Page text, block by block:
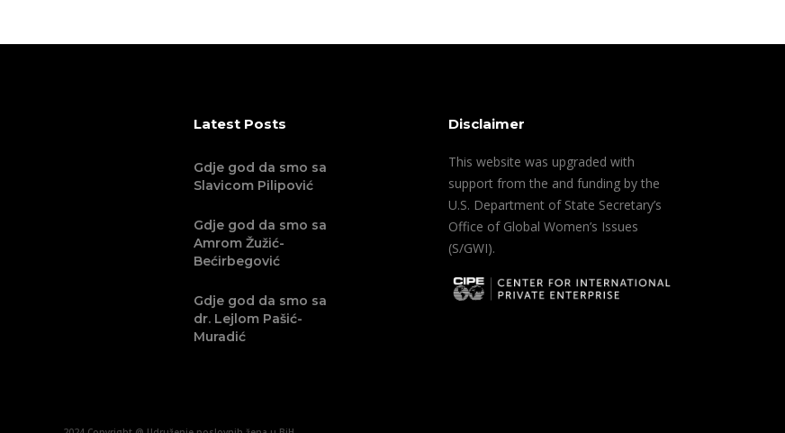
Latest Posts
Gdje god da smo sa
Slavicom Pilipović
Gdje god da smo sa
Amrom Žužić-
Bećirbegović
Gdje god da smo sa
dr. Lejlom Pašić-
Muradić
Disclaimer
This website was upgraded with
support from the and funding by the
U.S. Department of State Secretary’s
Office of Global Women’s Issues
(S/GWI).